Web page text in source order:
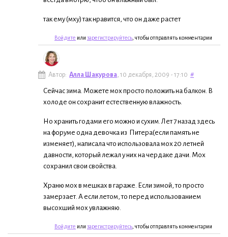
так ему (мху) так нравится, что он даже растет
Войдите или зарегистрируйтесь , чтобы отправлять комментарии
Автор: Алла Шакурова , 10 декабря, 2009 - 17:10 #
Сейчас зима. Можете мох просто положить на балкон. В
холоде он сохранит естественную влажность.
Но хранить годами его можно и сухим. Лет 7 назад здесь
на форуме одна девочка из Питера(если память не
изменяет), написала что использовала мох 20 летней
давности, который лежал у них на чердаке дачи. Мох
сохранил свои свойства.
Храню мох в мешках в гараже. Если зимой, то просто
замерзает. А если летом, то перед использованием
высохший мох увлажняю.
Войдите или зарегистрируйтесь , чтобы отправлять комментарии